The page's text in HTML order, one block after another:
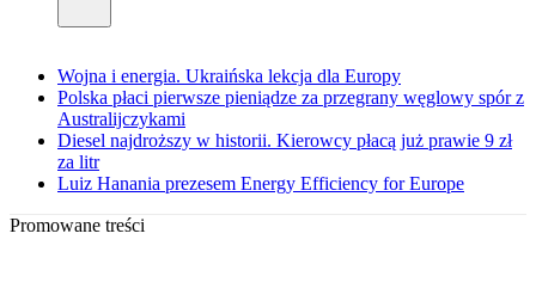
Wojna i energia. Ukraińska lekcja dla Europy
Polska płaci pierwsze pieniądze za przegrany węglowy spór z
Australijczykami
Diesel najdroższy w historii. Kierowcy płacą już prawie 9 zł
za litr
Luiz Hanania prezesem Energy Efficiency for Europe
Promowane treści